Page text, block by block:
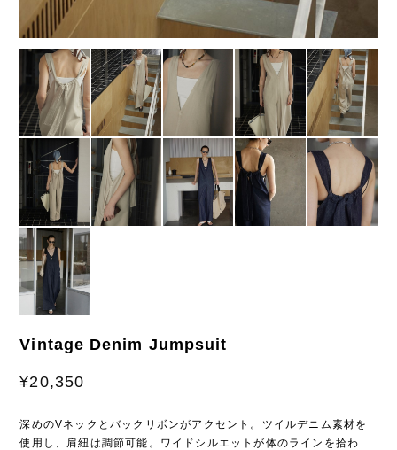
Vintage Denim Jumpsuit
¥20,350
深めのVネックとバックリボンがアクセント。ツイルデニム素材を
使用し、肩紐は調節可能。ワイドシルエットが体のラインを拾わ